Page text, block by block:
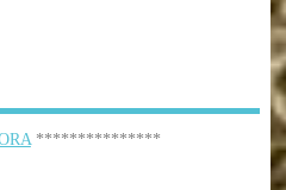
***************